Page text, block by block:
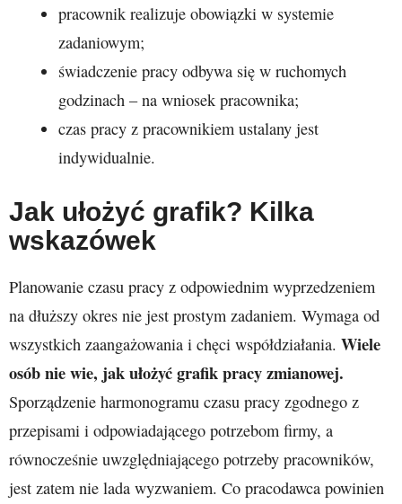
pracownik realizuje obowiązki w systemie
zadaniowym;
świadczenie pracy odbywa się w ruchomych
godzinach – na wniosek pracownika;
czas pracy z pracownikiem ustalany jest
indywidualnie.
Jak ułożyć grafik? Kilka
wskazówek
Planowanie czasu pracy z odpowiednim wyprzedzeniem
na dłuższy okres nie jest prostym zadaniem. Wymaga od
wszystkich zaangażowania i chęci współdziałania. Wiele
osób nie wie, jak ułożyć grafik pracy zmianowej.
Sporządzenie harmonogramu czasu pracy zgodnego z
przepisami i odpowiadającego potrzebom firmy, a
równocześnie uwzględniającego potrzeby pracowników,
jest zatem nie lada wyzwaniem. Co pracodawca powinien